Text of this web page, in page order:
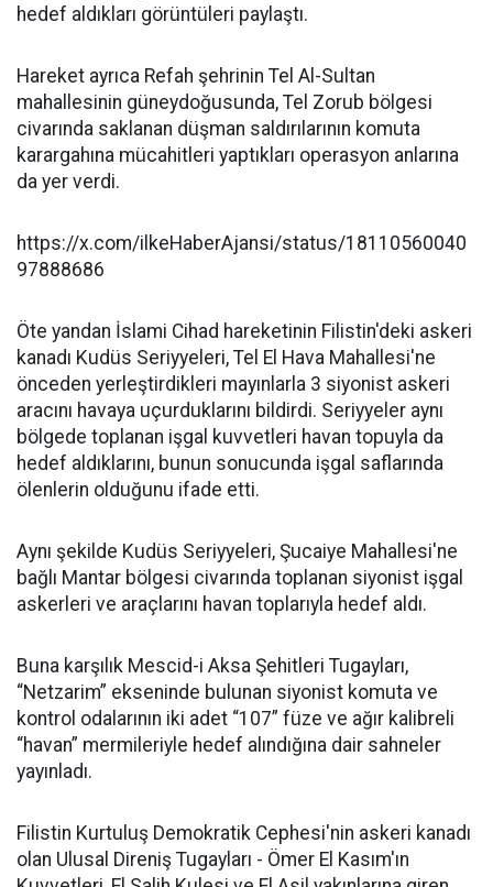
hedef aldıkları görüntüleri paylaştı.
Hareket ayrıca Refah şehrinin Tel Al-Sultan
mahallesinin güneydoğusunda, Tel Zorub bölgesi
civarında saklanan düşman saldırılarının komuta
karargahına mücahitleri yaptıkları operasyon anlarına
da yer verdi.
https://x.com/ilkeHaberAjansi/status/18110560040
97888686
Öte yandan İslami Cihad hareketinin Filistin'deki askeri
kanadı Kudüs Seriyyeleri, Tel El Hava Mahallesi'ne
önceden yerleştirdikleri mayınlarla 3 siyonist askeri
aracını havaya uçurduklarını bildirdi. Seriyyeler aynı
bölgede toplanan işgal kuvvetleri havan topuyla da
hedef aldıklarını, bunun sonucunda işgal saflarında
ölenlerin olduğunu ifade etti.
Aynı şekilde Kudüs Seriyyeleri, Şucaiye Mahallesi'ne
bağlı Mantar bölgesi civarında toplanan siyonist işgal
askerleri ve araçlarını havan toplarıyla hedef aldı.
Buna karşılık Mescid-i Aksa Şehitleri Tugayları,
“Netzarim” ekseninde bulunan siyonist komuta ve
kontrol odalarının iki adet “107” füze ve ağır kalibreli
“havan” mermileriyle hedef alındığına dair sahneler
yayınladı.
Filistin Kurtuluş Demokratik Cephesi'nin askeri kanadı
olan Ulusal Direniş Tugayları - Ömer El Kasım'ın